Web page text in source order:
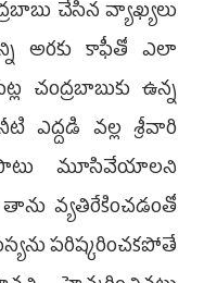
చేసిన వ్యాఖ్యలు
అరకు కాఫీతో ఎలా
చంద్రబాబుకు ఉన్న
ఎద్దడి వల్ల శ్రీవారి
మూసివేయాలని
వ్యతిరేకించడంతో
పరిష్కరించకపోతే